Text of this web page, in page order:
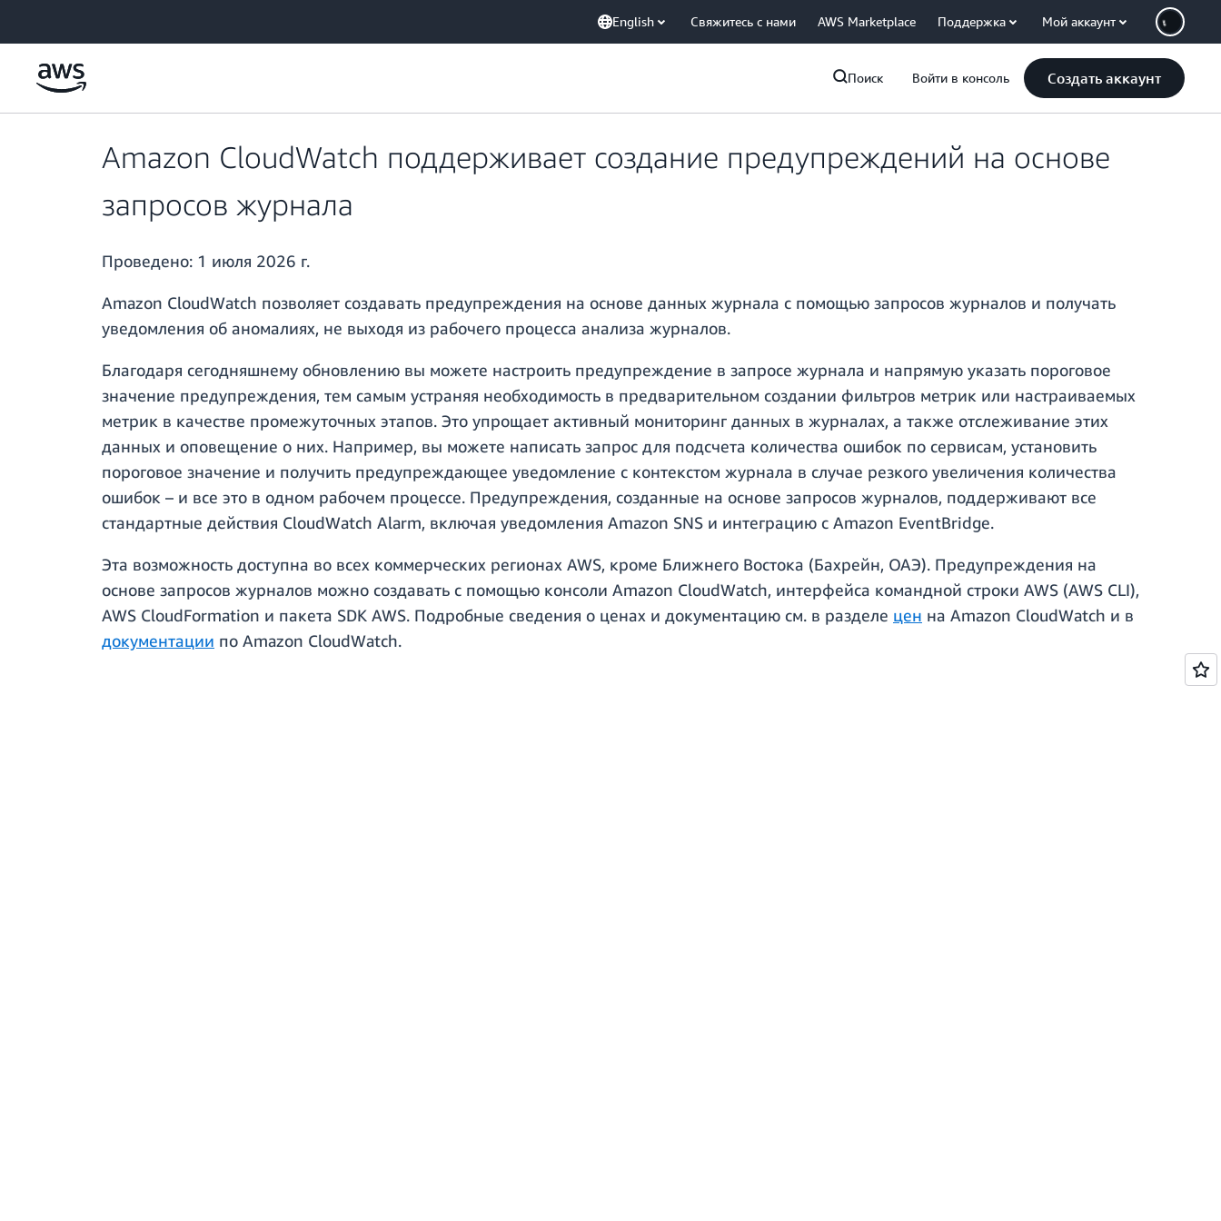
English Свяжитесь с нами AWS Marketplace Поддержка Мой аккаунт
Поиск Войти в консоль Создать аккаунт
Amazon CloudWatch поддерживает создание предупреждений на основе
запросов журнала
Проведено: 1 июля 2026 г.
Amazon CloudWatch позволяет создавать предупреждения на основе данных журнала с помощью запросов журналов и получать
уведомления об аномалиях, не выходя из рабочего процесса анализа журналов.
Благодаря сегодняшнему обновлению вы можете настроить предупреждение в запросе журнала и напрямую указать пороговое
значение предупреждения, тем самым устраняя необходимость в предварительном создании фильтров метрик или настраиваемых
метрик в качестве промежуточных этапов. Это упрощает активный мониторинг данных в журналах, а также отслеживание этих
данных и оповещение о них. Например, вы можете написать запрос для подсчета количества ошибок по сервисам, установить
пороговое значение и получить предупреждающее уведомление с контекстом журнала в случае резкого увеличения количества
ошибок – и все это в одном рабочем процессе. Предупреждения, созданные на основе запросов журналов, поддерживают все
стандартные действия CloudWatch Alarm, включая уведомления Amazon SNS и интеграцию с Amazon EventBridge.
Эта возможность доступна во всех коммерческих регионах AWS, кроме Ближнего Востока (Бахрейн, ОАЭ). Предупреждения на
основе запросов журналов можно создавать с помощью консоли Amazon CloudWatch, интерфейса командной строки AWS (AWS CLI),
AWS CloudFormation и пакета SDK AWS. Подробные сведения о ценах и документацию см. в разделе цен на Amazon CloudWatch и в
документации по Amazon CloudWatch.